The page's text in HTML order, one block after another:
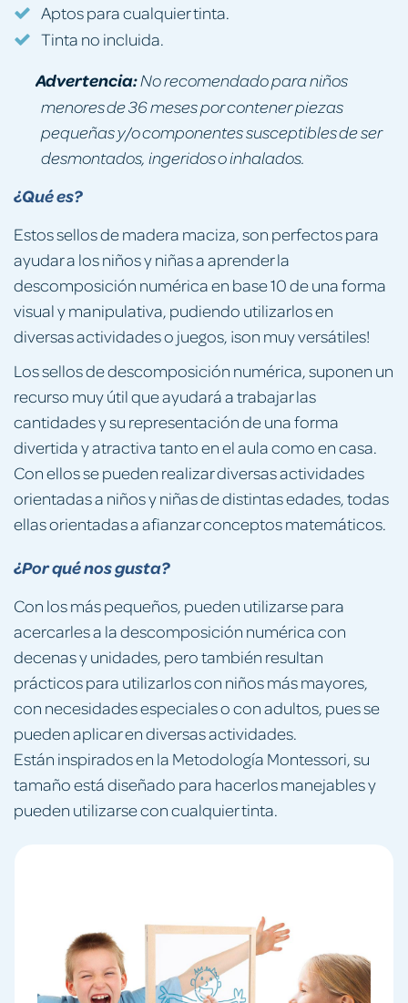
¿Qué es?
Estos sellos de madera maciza, son perfectos para
ayudar a los niños y niñas a aprender la
descomposición numérica en base 10 de una forma
visual y manipulativa, pudiendo utilizarlos en
diversas actividades o juegos, ¡son muy versátiles!
Los sellos de descomposición numérica, suponen un
recurso muy útil que ayudará a trabajar las
cantidades y su representación de una forma
divertida y atractiva tanto en el aula como en casa.
Con ellos se pueden realizar diversas actividades
orientadas a niños y niñas de distintas edades, todas
ellas orientadas a afianzar conceptos matemáticos.
¿Por qué nos gusta?
Con los más pequeños, pueden utilizarse para
acercarles a la descomposición numérica con
decenas y unidades, pero también resultan
prácticos para utilizarlos con niños más mayores,
con necesidades especiales o con adultos, pues se
pueden aplicar en diversas actividades.
Están inspirados en la Metodología Montessori, su
tamaño está diseñado para hacerlos manejables y
pueden utilizarse con cualquier tinta.
Aptos para cualquier tinta.
Tinta no incluida.
Advertencia:No recomendado para niños
menores de 36 meses por contener piezas
pequeñas y/o componentes susceptibles de ser
desmontados, ingeridos o inhalados.